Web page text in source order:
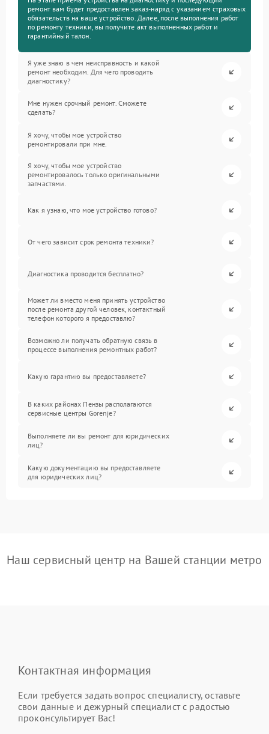
ремонт вам будет предоставлен заказ-наряд с указанием страховых
обязательств на ваше устройство. Далее, после выполнения работ
по ремонту техники, вы получите акт выполненных работ и
гарантийный талон.
Я уже знаю в чем неисправность и какой
ремонт необходим. Для чего проводить
диагностику?
Мне нужен срочный ремонт. Сможете
сделать?
Я хочу, чтобы мое устройство
ремонтировали при мне.
Я хочу, чтобы мое устройство
ремонтировалось только оригинальными
запчастями.
Как я узнаю, что мое устройство готово?
От чего зависит срок ремонта техники?
Диагностика проводится бесплатно?
Может ли вместо меня принять устройство
после ремонта другой человек, контактный
телефон которого я предоставлю?
Возможно ли получать обратную связь в
процессе выполнения ремонтных работ?
Какую гарантию вы предоставляете?
В каких районах Пензы располагаются
сервисные центры Gorenje?
Выполняете ли вы ремонт для юридических
лиц?
Какую документацию вы предоставляете
для юридических лиц?
Наш сервисный центр на Вашей станции метро
Контактная информация
Если требуется задать вопрос специалисту, оставьте
свои данные и дежурный специалист с радостью
проконсультирует Вас!